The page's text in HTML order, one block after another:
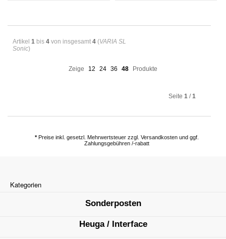
Artikel 1 bis 4 von insgesamt 4 (VARIA SL
Sonic)
Zeige 12 24 36 48 Produkte
Seite1 /1
*Preise inkl. gesetzl. Mehrwertsteuer zzgl. Versandkosten und ggf.
Zahlungsgebühren /-rabatt
Kategorien
Sonderposten
Heuga / Interface